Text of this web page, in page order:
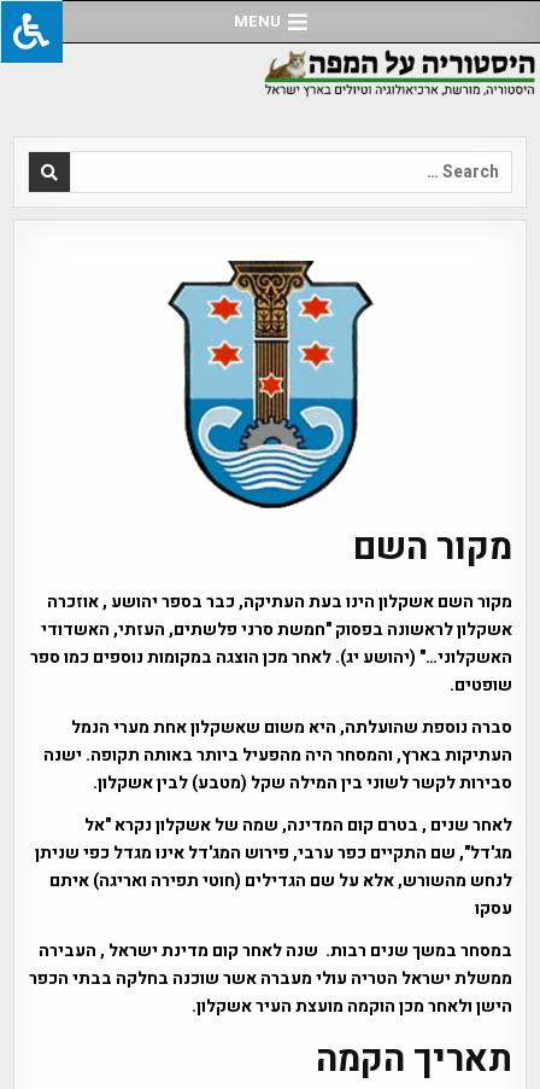
to
content
MENU
Search
for:
מקור השם
מקור השם אשקלון הינו בעת העתיקה, כבר בספר יהושע , אוזכרה
אשקלון לראשונה בפסוק "חמשת סרני פלשתים, העזתי, האשדודי
האשקלוני…" (יהושע יג). לאחר מכן הוצגה במקומות נוספים כמו ספר
שופטים.
סברה נוספת שהועלתה, היא משום שאשקלון אחת מערי הנמל
העתיקות בארץ, והמסחר היה מהפעיל ביותר באותה תקופה. ישנה
סבירות לקשר לשוני בין המילה שקל (מטבע) לבין אשקלון.
לאחר שנים , בטרם קום המדינה, שמה של אשקלון נקרא "אל
מג'דל", שם התקיים כפר ערבי, פירוש המג'דל אינו מגדל כפי שניתן
לנחש מהשורש, אלא על שם הגדילים (חוטי תפירה ואריגה) איתם
עסקו
במסחר במשך שנים רבות. שנה לאחר קום מדינת ישראל , העבירה
ממשלת ישראל הטריה עולי מעברה אשר שוכנה בחלקה בבתי הכפר
הישן ולאחר מכן הוקמה מועצת העיר אשקלון.
תאריך הקמה